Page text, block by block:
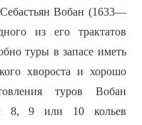
Вобан (1633—
из его трактатов
туры в запасе иметь
хвороста и хорошо
туров Вобан
8, 9 или 10 кольев